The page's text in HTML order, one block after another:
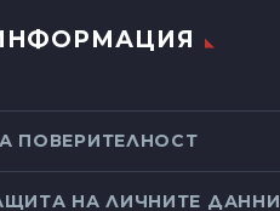
ПОВЕРИТЕЛНОСТ
НА ЛИЧНИТЕ ДАННИ